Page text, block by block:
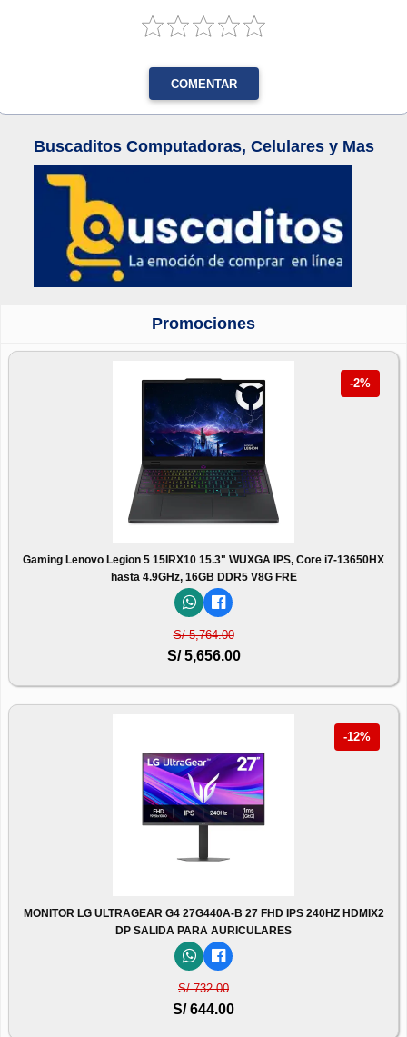
COMENTAR
Buscaditos Computadoras, Celulares y Mas
Promociones
-2%
Gaming Lenovo Legion 5 15IRX10 15.3" WUXGA IPS, Core i7-13650HX
hasta 4.9GHz, 16GB DDR5 V8G FRE
S/ 5,764.00
S/ 5,656.00
-12%
MONITOR LG ULTRAGEAR G4 27G440A-B 27 FHD IPS 240HZ HDMIX2
DP SALIDA PARA AURICULARES
S/ 732.00
S/ 644.00